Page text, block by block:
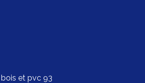
et pvc 93